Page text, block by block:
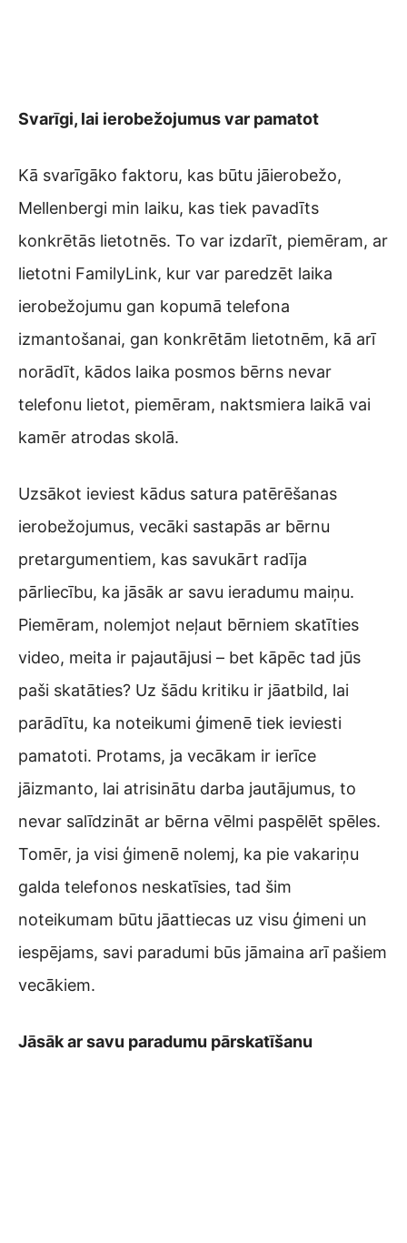
Svarīgi, lai ierobežojumus var pamatot
Kā svarīgāko faktoru, kas būtu jāierobežo,
Mellenbergi min laiku, kas tiek pavadīts
konkrētās lietotnēs. To var izdarīt, piemēram, ar
lietotni FamilyLink, kur var paredzēt laika
ierobežojumu gan kopumā telefona
izmantošanai, gan konkrētām lietotnēm, kā arī
norādīt, kādos laika posmos bērns nevar
telefonu lietot, piemēram, naktsmiera laikā vai
kamēr atrodas skolā.
Uzsākot ieviest kādus satura patērēšanas
ierobežojumus, vecāki sastapās ar bērnu
pretargumentiem, kas savukārt radīja
pārliecību, ka jāsāk ar savu ieradumu maiņu.
Piemēram, nolemjot neļaut bērniem skatīties
video, meita ir pajautājusi – bet kāpēc tad jūs
paši skatāties? Uz šādu kritiku ir jāatbild, lai
parādītu, ka noteikumi ģimenē tiek ieviesti
pamatoti. Protams, ja vecākam ir ierīce
jāizmanto, lai atrisinātu darba jautājumus, to
nevar salīdzināt ar bērna vēlmi paspēlēt spēles.
Tomēr, ja visi ģimenē nolemj, ka pie vakariņu
galda telefonos neskatīsies, tad šim
noteikumam būtu jāattiecas uz visu ģimeni un
iespējams, savi paradumi būs jāmaina arī pašiem
vecākiem.
Jāsāk ar savu paradumu pārskatīšanu